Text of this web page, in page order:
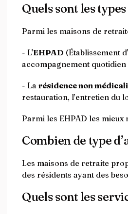
Quels sont les
Parmi les maisons de
- L'EHPAD (Établissement
accompagnement
- La résidence non
restauration, l’entretien du
Parmi les EHPAD les
Combien de type
Les maisons de retraite
des résidents ayant des
Quels sont les